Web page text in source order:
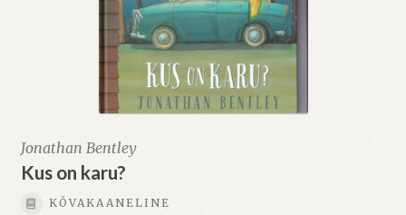
Jonathan Bentley
Kus on karu?
KÕVAKAANELINE